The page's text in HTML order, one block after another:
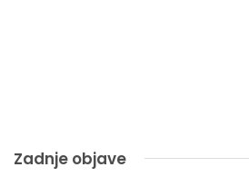
Zadnje objave